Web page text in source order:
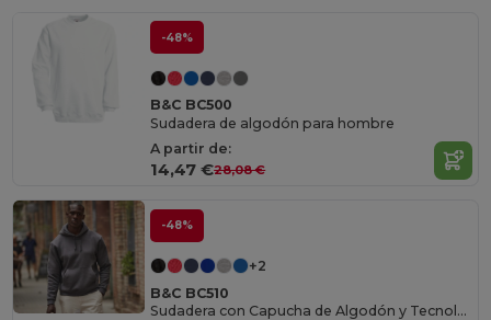
-48%
B&C BC500
Sudadera de algodón para hombre
A partir de:
14,47 €28,08 €
-48%
+2
B&C BC510
Sudadera con Capucha de Algodón y Tecnología PST